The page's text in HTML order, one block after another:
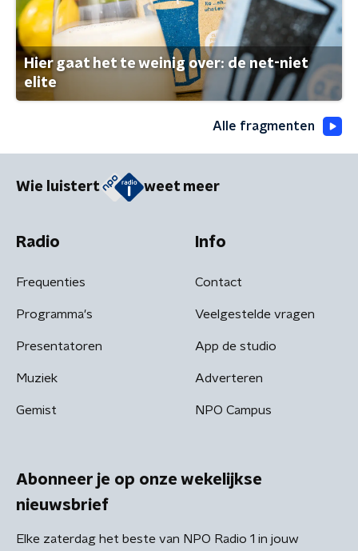
Hier gaat het te weinig over: de net-niet
elite
Alle fragmenten
Wie luistert weet meer
Radio
Frequenties
Programma's
Presentatoren
Muziek
Gemist
Info
Contact
Veelgestelde vragen
App de studio
Adverteren
NPO Campus
Abonneer je op onze wekelijkse
nieuwsbrief
Elke zaterdag het beste van NPO Radio 1 in jouw